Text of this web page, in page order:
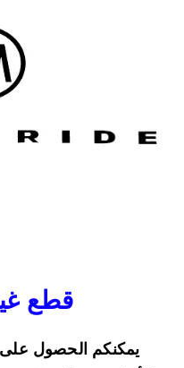
قطع
يمكنكم الحصول على